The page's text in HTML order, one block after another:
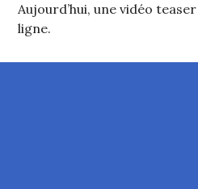
Aujourd’hui, une vidéo
ligne.